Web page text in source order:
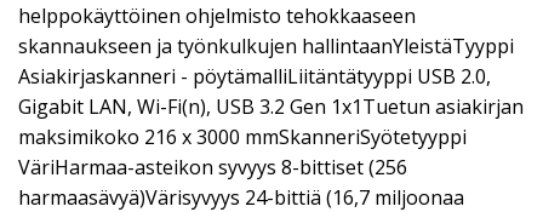
helppokäyttöinen ohjelmisto tehokkaaseen
skannaukseen ja työnkulkujen hallintaanYleistäTyyppi
Asiakirjaskanneri - pöytämalliLiitäntätyyppi USB 2.0,
Gigabit LAN, Wi-Fi(n), USB 3.2 Gen 1x1Tuetun asiakirjan
maksimikoko 216 x 3000 mmSkanneriSyötetyyppi
VäriHarmaa-asteikon syvyys 8-bittiset (256
harmaasävyä)Värisyvyys 24-bittiä (16,7 miljoonaa